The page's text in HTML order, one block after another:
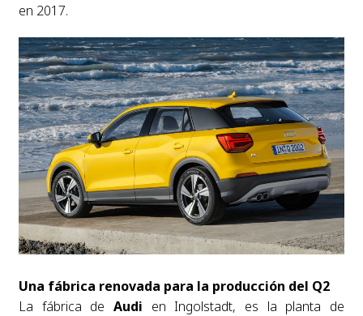
en 2017.
Una fábrica renovada para la producción del Q2
La fábrica de Audi en Ingolstadt, es la planta de